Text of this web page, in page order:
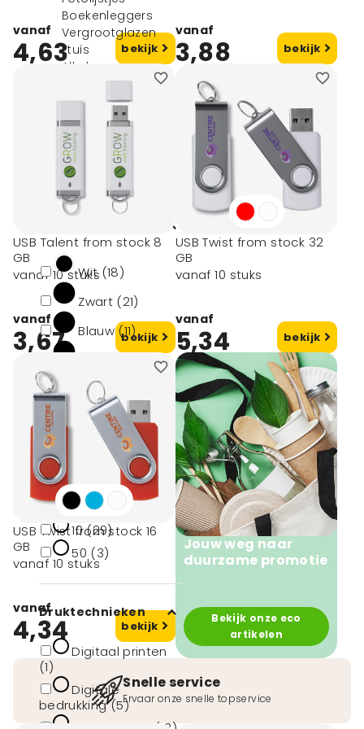
Boekenleggers
Vergrootglazen
Etuis
Alle bureau
accessoires
Notitieboekjes
Kalenders
Filters
Wit (18)
Zwart (21)
Blauw (11)
Oranje (3)
toon meer
Minimale afname
1 (2)
10 (29)
50 (3)
Druktechnieken
Digitaal printen
(1)
Digitale
bedrukking (5)
vanaf
4,63 bekijk
vanaf
3,88 bekijk
USB Talent from stock 8
GB
vanaf 10 stuks
vanaf
3,67 bekijk
USB Twist from stock 32
GB
vanaf 10 stuks
vanaf
5,34 bekijk
USB Twist from stock 16
GB
vanaf 10 stuks
vanaf
4,34 bekijk
Jouw weg naar
duurzame promotie
Bekijk onze eco
artikelen
Snelle service
Ervaar onze snelle topservice